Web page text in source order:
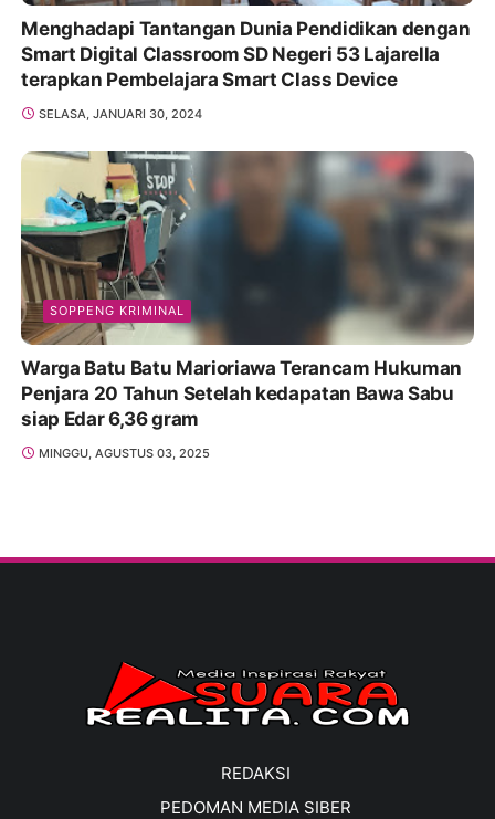
Menghadapi Tantangan Dunia Pendidikan dengan
Smart Digital Classroom SD Negeri 53 Lajarella
terapkan Pembelajara Smart Class Device
SELASA, JANUARI 30, 2024
SOPPENG KRIMINAL
Warga Batu Batu Marioriawa Terancam Hukuman
Penjara 20 Tahun Setelah kedapatan Bawa Sabu
siap Edar 6,36 gram
MINGGU, AGUSTUS 03, 2025
REDAKSI
PEDOMAN MEDIA SIBER